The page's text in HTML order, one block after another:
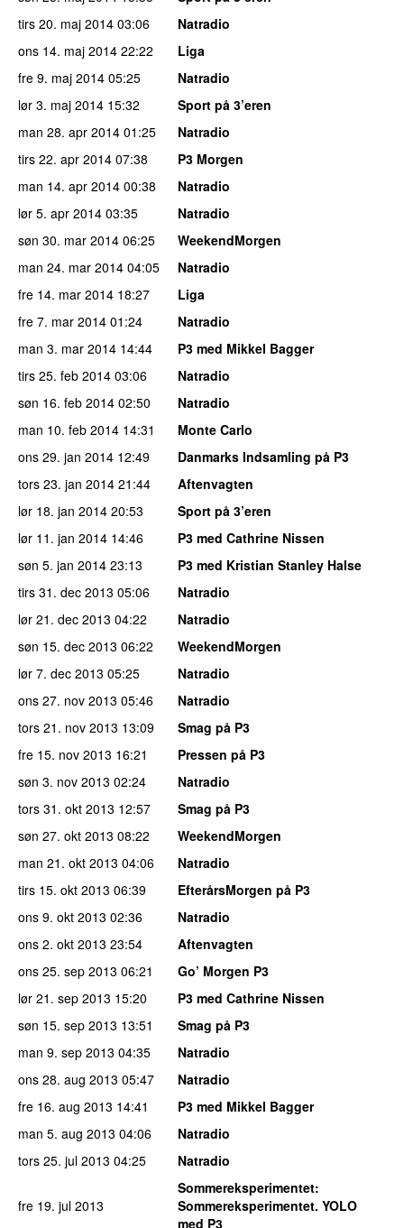
tirs 20. maj 2014 03:06
Natradio
ons 14. maj 2014 22:22
Liga
fre 9. maj 2014 05:25
Natradio
lør 3. maj 2014 15:32
Sport på 3’eren
man 28. apr 2014 01:25
Natradio
tirs 22. apr 2014 07:38
P3 Morgen
man 14. apr 2014 00:38
Natradio
lør 5. apr 2014 03:35
Natradio
søn 30. mar 2014 06:25
WeekendMorgen
man 24. mar 2014 04:05
Natradio
fre 14. mar 2014 18:27
Liga
fre 7. mar 2014 01:24
Natradio
man 3. mar 2014 14:44
P3 med Mikkel Bagger
tirs 25. feb 2014 03:06
Natradio
søn 16. feb 2014 02:50
Natradio
man 10. feb 2014 14:31
Monte Carlo
ons 29. jan 2014 12:49
Danmarks Indsamling på P3
tors 23. jan 2014 21:44
Aftenvagten
lør 18. jan 2014 20:53
Sport på 3’eren
lør 11. jan 2014 14:46
P3 med Cathrine Nissen
søn 5. jan 2014 23:13
P3 med Kristian Stanley Halse
tirs 31. dec 2013 05:06
Natradio
lør 21. dec 2013 04:22
Natradio
søn 15. dec 2013 06:22
WeekendMorgen
lør 7. dec 2013 05:25
Natradio
ons 27. nov 2013 05:46
Natradio
tors 21. nov 2013 13:09
Smag på P3
fre 15. nov 2013 16:21
Pressen på P3
søn 3. nov 2013 02:24
Natradio
tors 31. okt 2013 12:57
Smag på P3
søn 27. okt 2013 08:22
WeekendMorgen
man 21. okt 2013 04:06
Natradio
tirs 15. okt 2013 06:39
EfterårsMorgen på P3
ons 9. okt 2013 02:36
Natradio
ons 2. okt 2013 23:54
Aftenvagten
ons 25. sep 2013 06:21
Go’ Morgen P3
lør 21. sep 2013 15:20
P3 med Cathrine Nissen
søn 15. sep 2013 13:51
Smag på P3
man 9. sep 2013 04:35
Natradio
ons 28. aug 2013 05:47
Natradio
fre 16. aug 2013 14:41
P3 med Mikkel Bagger
man 5. aug 2013 04:06
Natradio
tors 25. jul 2013 04:25 Natradio
fre 19. jul 2013
Sommereksperimentet:
Sommereksperimentet. YOLO
med P3